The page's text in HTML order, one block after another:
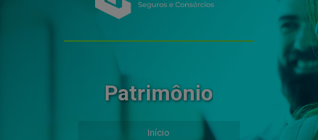
window
Patrimônio
Você está aqui:
Início